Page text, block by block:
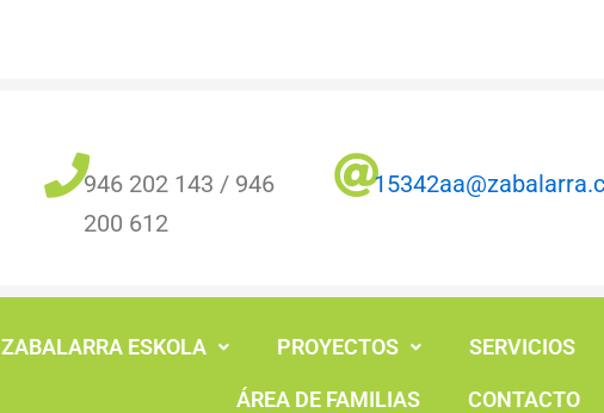
946 202 143 / 946
200 612
ZABALARRA ESKOLA PROYECTOS SERVICIOS
ÁREA DE FAMILIAS CONTACTO